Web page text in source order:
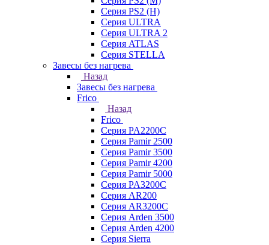
Серия PS2 (H)
Серия ULTRA
Серия ULTRA 2
Серия ATLAS
Серия STELLA
Завесы без нагрева
Назад
Завесы без нагрева
Frico
Назад
Frico
Серия PA2200C
Серия Pamir 2500
Серия Pamir 3500
Серия Pamir 4200
Серия Pamir 5000
Серия PA3200C
Серия AR200
Серия AR3200C
Серия Arden 3500
Серия Arden 4200
Серия Sierra